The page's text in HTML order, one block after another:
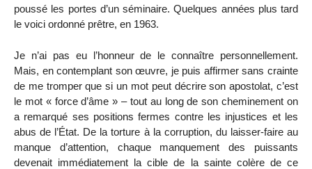
poussé les portes d’un séminaire. Quelques années plus tard
le voici ordonné prêtre, en 1963.
Je n’ai pas eu l’honneur de le connaître personnellement.
Mais, en contemplant son œuvre, je puis affirmer sans crainte
de me tromper que si un mot peut décrire son apostolat, c’est
le mot « force d’âme » – tout au long de son cheminement on
a remarqué ses positions fermes contre les injustices et les
abus de l’État. De la torture à la corruption, du laisser-faire au
manque d’attention, chaque manquement des puissants
devenait immédiatement la cible de la sainte colère de ce